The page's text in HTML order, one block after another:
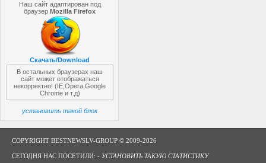
Наш сайт адаптирован под
браузерMozilla Firefox
Скачать/Download
В остальных браузерах наш
сайт может отображаться
некорректно! (IE,Opera,Google
Chrome и т.д)
установить такой блок
COPYRIGHT BESTNEWSLV-GROUP © 2009-2026
СЕГОДНЯ НАС ПОСЕТИЛИ: - УСТАНОВИТЬ ТАКУЮ СТАТИСТИКУ